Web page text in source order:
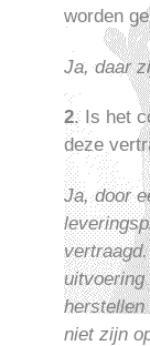
worden
Ja, daar
2. Is het
deze
Ja, door
uitvoering
herstellen
niet zijn